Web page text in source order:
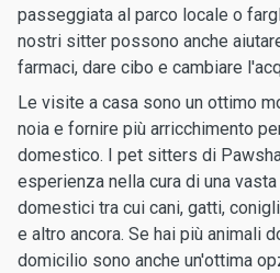
passeggiata al parco locale o
nostri sitter possono anche
farmaci, dare cibo e cambiare
Le visite a casa sono un ottimo
noia e fornire più arricchimento
domestico. I pet sitters di
esperienza nella cura di una
domestici tra cui cani, gatti,
e altro ancora. Se hai più animali
domicilio sono anche un'ottima